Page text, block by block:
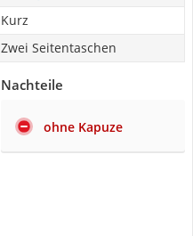
Kurz
Zwei Seitentaschen
Nachteile
ohne Kapuze